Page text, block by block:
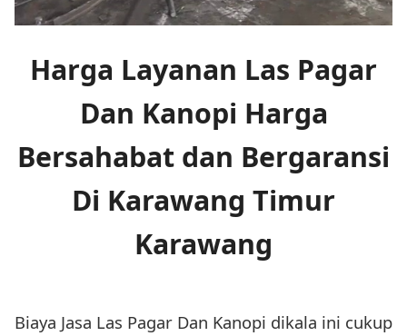
Harga Layanan Las Pagar
Dan Kanopi Harga
Bersahabat dan Bergaransi
Di Karawang Timur
Karawang
Biaya Jasa Las Pagar Dan Kanopi dikala ini cukup